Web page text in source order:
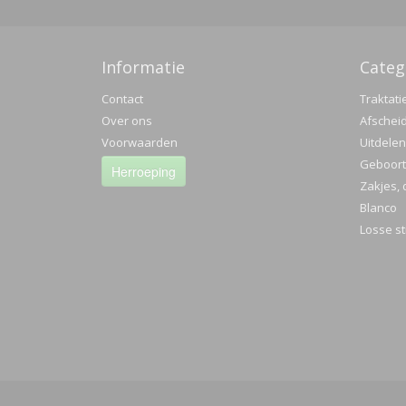
Informatie
Contact
Over ons
Voorwaarden
Herroeping
Afscheid
Uitdelen
Zakjes,
Blanco
Losse